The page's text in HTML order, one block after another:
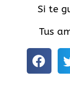
Si te
Tus